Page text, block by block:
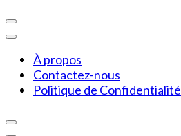
À propos
Contactez-nous
Politique de Confidentialité